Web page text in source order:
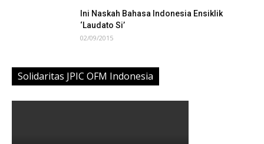
Ini Naskah Bahasa Indonesia Ensiklik
‘Laudato Si’
02/09/2015
Solidaritas JPIC OFM Indonesia